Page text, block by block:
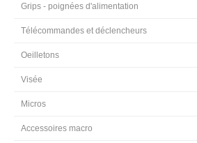
Grips - poignées d'alimentation
Télécommandes et déclencheurs
Oeilletons
Visée
Micros
Accessoires macro